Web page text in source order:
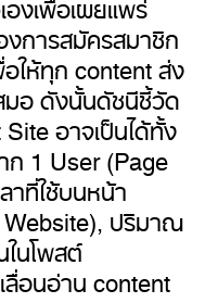
งการสมัครสมาชิก
ให้ทุก content ส่ง
มอ ดังนั้นดัชนีชี้วัด
อาจเป็นได้ทั้ง
1 User (Page
าที่ใช้บนหน้า
Website), ปริมาณ
นโพสต์
อนอ่าน content